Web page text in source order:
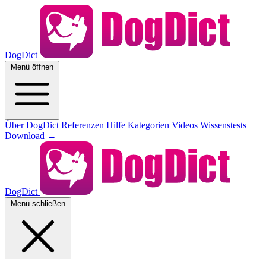
DogDict
Menü öffnen
Über DogDict Referenzen Hilfe Kategorien Videos Wissenstests
Download →
DogDict
Menü schließen